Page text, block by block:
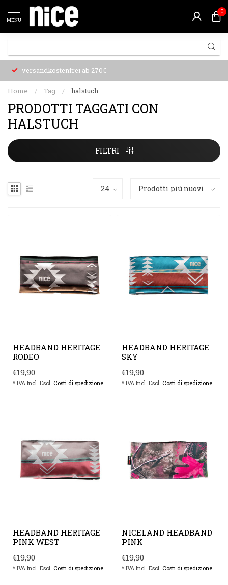
MENU
0
versandkostenfrei ab 270€
Home / Tag / halstuch
PRODOTTI TAGGATI CON
HALSTUCH
FILTRI
HEADBAND HERITAGE
RODEO
€19,90
* IVA Incl. Escl. Costi di spedizione
HEADBAND HERITAGE
SKY
€19,90
* IVA Incl. Escl. Costi di spedizione
HEADBAND HERITAGE
PINK WEST
€19,90
* IVA Incl. Escl. Costi di spedizione
NICELAND HEADBAND
PINK
€19,90
* IVA Incl. Escl. Costi di spedizione